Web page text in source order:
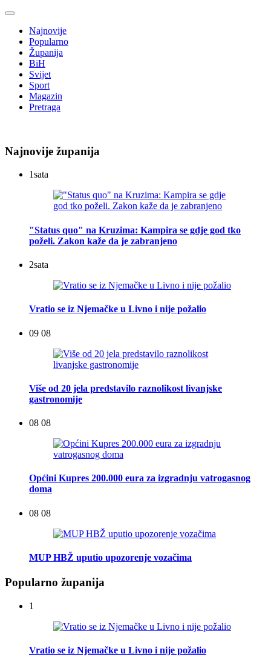
Najnovije
Popularno
Županija
BiH
Svijet
Sport
Magazin
Pretraga
Najnovije županija
1sata
"Status quo" na Kruzima: Kampira se gdje god tko
poželi. Zakon kaže da je zabranjeno
2sata
Vratio se iz Njemačke u Livno i nije požalio
09 08
Više od 20 jela predstavilo raznolikost livanjske
gastronomije
08 08
Općini Kupres 200.000 eura za izgradnju vatrogasnog
doma
08 08
MUP HBŽ uputio upozorenje vozačima
Popularno županija
1
Vratio se iz Njemačke u Livno i nije požalio